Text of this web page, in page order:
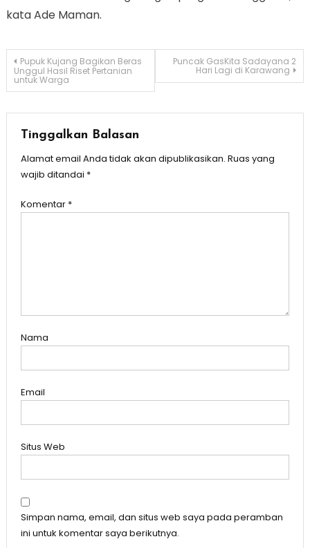
kata Ade Maman.
Navigasi
pos
Pupuk Kujang Bagikan Beras
Unggul Hasil Riset Pertanian
untuk Warga
Puncak GasKita Sadayana 2
Hari Lagi di Karawang
Tinggalkan Balasan
Alamat email Anda tidak akan dipublikasikan. Ruas yang
wajib ditandai *
Komentar *
Nama
Email
Situs Web
Simpan nama, email, dan situs web saya pada peramban
ini untuk komentar saya berikutnya.